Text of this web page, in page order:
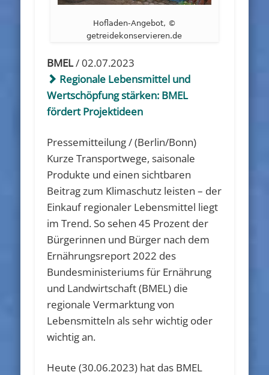
Hofladen-Angebot, ©
getreidekonservieren.de
BMEL/ 02.07.2023
Regionale Lebensmittel und
Wertschöpfung stärken: BMEL
fördert Projektideen
Pressemitteilung / (Berlin/Bonn)
Kurze Transportwege, saisonale
Produkte und einen sichtbaren
Beitrag zum Klimaschutz leisten – der
Einkauf regionaler Lebensmittel liegt
im Trend. So sehen 45 Prozent der
Bürgerinnen und Bürger nach dem
Ernährungsreport 2022 des
Bundesministeriums für Ernährung
und Landwirtschaft (BMEL) die
regionale Vermarktung von
Lebensmitteln als sehr wichtig oder
wichtig an.
Heute (30.06.2023) hat das BMEL